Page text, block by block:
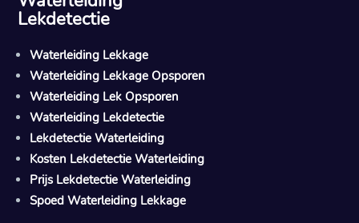
Lekdetectie
Waterleiding Lekkage
Waterleiding Lekkage Opsporen
Waterleiding Lek Opsporen
Waterleiding Lekdetectie
Lekdetectie Waterleiding
Kosten Lekdetectie Waterleiding
Prijs Lekdetectie Waterleiding
Spoed Waterleiding Lekkage